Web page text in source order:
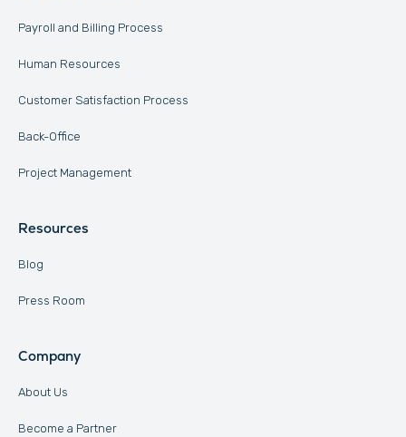
Payroll and Billing Process
Human Resources
Customer Satisfaction Process
Back-Office
Project Management
Resources
Blog
Press Room
Company
About Us
Become a Partner